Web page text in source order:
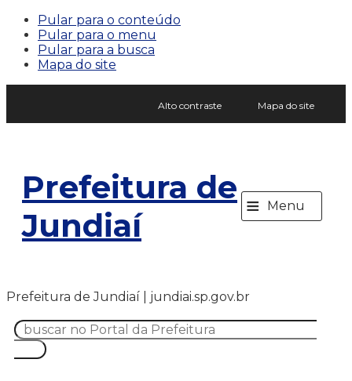
Pular para o conteúdo
Pular para o menu
Pular para a busca
Mapa do site
Alto contraste Mapa do site
Prefeitura de
Jundiaí
≡ Menu
Prefeitura de Jundiaí | jundiai.sp.gov.br